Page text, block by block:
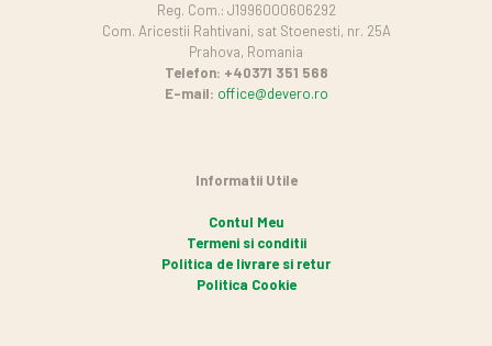
Reg. Com.: J1996000606292
Com. Aricestii Rahtivani, sat Stoenesti, nr. 25A
Prahova, Romania
Telefon: +40371 351 568
E-mail: office@devero.ro
Informatii Utile
Contul Meu
Termeni si conditii
Politica de livrare si retur
Politica Cookie